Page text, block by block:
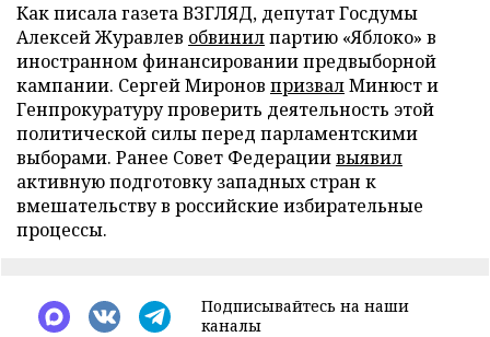
Как писала газета ВЗГЛЯД, депутат Госдумы
Алексей Журавлев обвинилпартию «Яблоко» в
иностранном финансировании предвыборной
кампании. Сергей Миронов призвалМинюст и
Генпрокуратуру проверить деятельность этой
политической силы перед парламентскими
выборами. Ранее Совет Федерациивыявил
активную подготовку западных стран к
вмешательству в российские избирательные
процессы.
Подписывайтесь на наши
каналы